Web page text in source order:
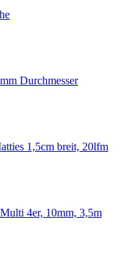
Durchmesser
1,5cm breit, 20lfm
Multi 4er, 10mm, 3,5m